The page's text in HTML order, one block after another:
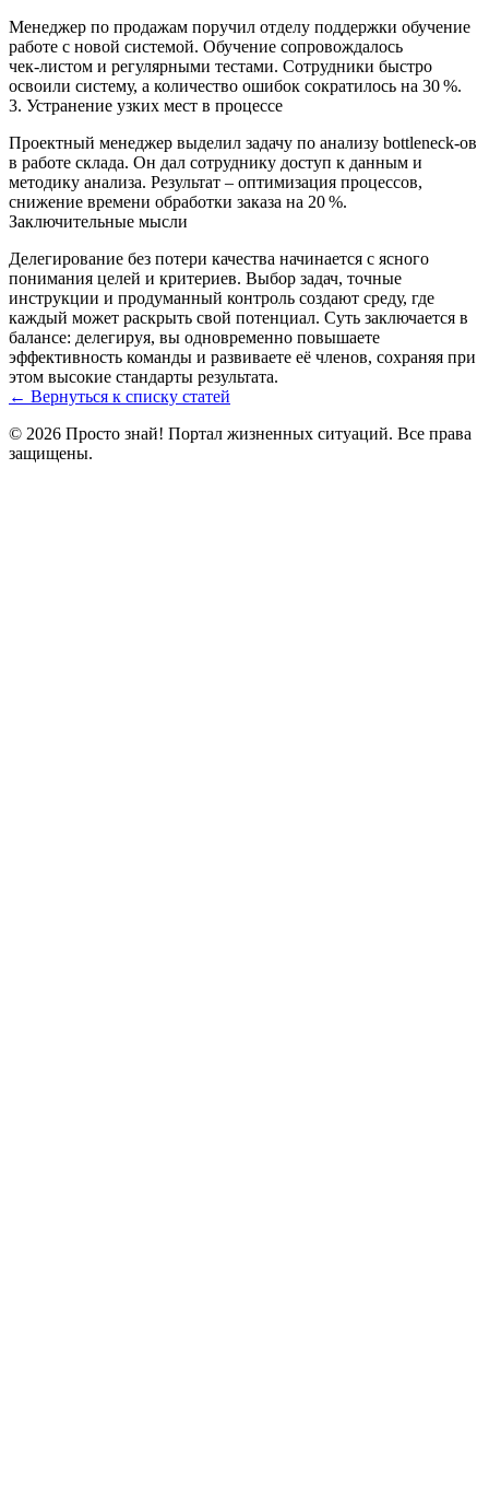
Менеджер по продажам поручил отделу поддержки обучение
работе с новой системой. Обучение сопровождалось
чек‑листом и регулярными тестами. Сотрудники быстро
освоили систему, а количество ошибок сократилось на 30 %.
3. Устранение узких мест в процессе
Проектный менеджер выделил задачу по анализу bottleneck‑ов
в работе склада. Он дал сотруднику доступ к данным и
методику анализа. Результат – оптимизация процессов,
снижение времени обработки заказа на 20 %.
Заключительные мысли
Делегирование без потери качества начинается с ясного
понимания целей и критериев. Выбор задач, точные
инструкции и продуманный контроль создают среду, где
каждый может раскрыть свой потенциал. Суть заключается в
балансе: делегируя, вы одновременно повышаете
эффективность команды и развиваете её членов, сохраняя при
этом высокие стандарты результата.
← Вернуться к списку статей
© 2026 Просто знай! Портал жизненных ситуаций. Все права
защищены.